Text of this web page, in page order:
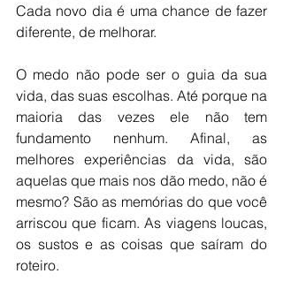
Cada novo dia é uma chance de fazer
diferente, de melhorar.
O medo não pode ser o guia da sua
vida, das suas escolhas. Até porque na
maioria das vezes ele não tem
fundamento nenhum. Afinal, as
melhores experiências da vida, são
aquelas que mais nos dão medo, não é
mesmo? São as memórias do que você
arriscou que ficam. As viagens loucas,
os sustos e as coisas que saíram do
roteiro.